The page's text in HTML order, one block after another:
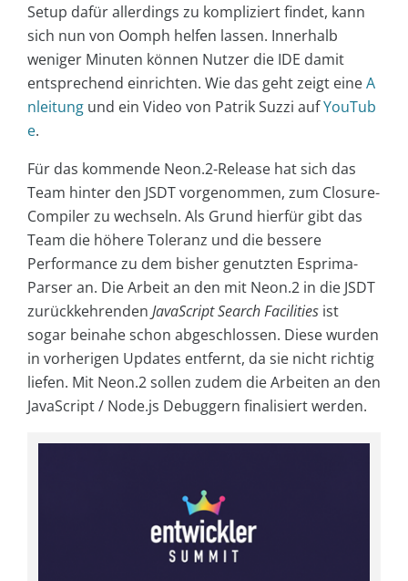
Setup dafür allerdings zu kompliziert findet, kann
sich nun von Oomph helfen lassen. Innerhalb
weniger Minuten können Nutzer die IDE damit
entsprechend einrichten. Wie das geht zeigt eineA
nleitung und ein Video von Patrik Suzzi aufYouTub
e.
Für das kommende Neon.2-Release hat sich das
Team hinter den JSDT vorgenommen, zum Closure-
Compiler zu wechseln. Als Grund hierfür gibt das
Team die höhere Toleranz und die bessere
Performance zu dem bisher genutzten Esprima-
Parser an. Die Arbeit an den mit Neon.2 in die JSDT
zurückkehrenden JavaScript Search Facilities ist
sogar beinahe schon abgeschlossen. Diese wurden
in vorherigen Updates entfernt, da sie nicht richtig
liefen. Mit Neon.2 sollen zudem die Arbeiten an den
JavaScript / Node.js Debuggern finalisiert werden.